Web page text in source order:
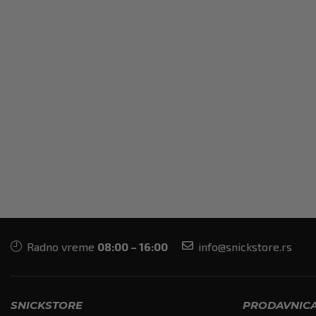
Radno vreme 08:00 – 16:00 info@snickstore.rs
SNICKSTORE